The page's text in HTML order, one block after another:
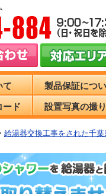
て 製品保証につ
ード 設置写真の撮
給湯器交換工事をされた千